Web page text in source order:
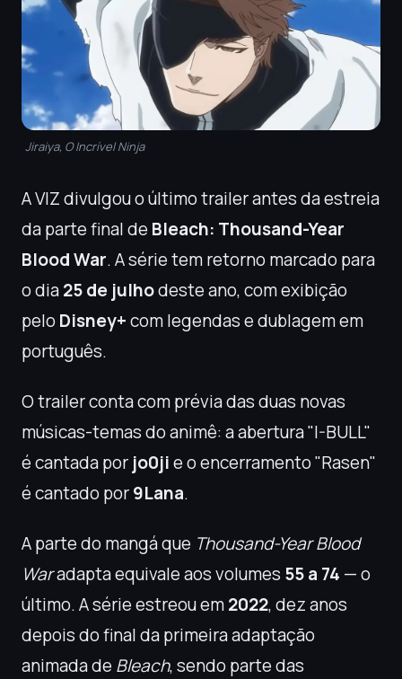
Jiraiya, O Incrível Ninja
A VIZ divulgou o último trailer antes da estreia
da parte final de Bleach: Thousand-Year
Blood War. A série tem retorno marcado para
o dia25 de julhodeste ano, com exibição
peloDisney+com legendas e dublagem em
português.
O trailer conta com prévia das duas novas
músicas-temas do animê: a abertura "I-BULL"
é cantada por jo0jie o encerramento "Rasen"
é cantado por9Lana.
A parte do mangá que Thousand-Year Blood
Waradapta equivale aos volumes 55 a 74 — o
último. A série estreou em2022, dez anos
depois do final da primeira adaptação
animada de Bleach, sendo parte das